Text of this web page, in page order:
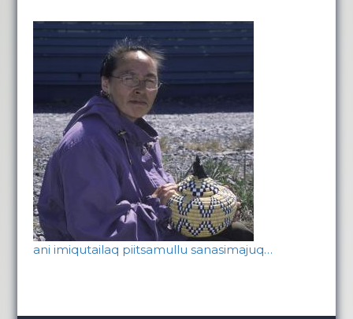
ani imiqutailaq piitsamullu sanasimajuq…